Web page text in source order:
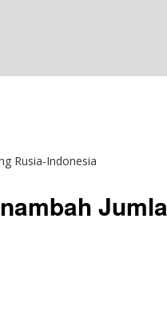
Rusia-Indonesia